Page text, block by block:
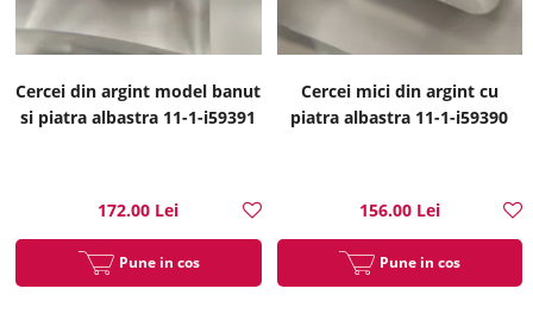
Cercei din argint model banut
si piatra albastra 11-1-i59391
172.00 Lei
Pune in cos
Cercei mici din argint cu
piatra albastra 11-1-i59390
156.00 Lei
Pune in cos